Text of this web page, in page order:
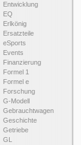
Entwicklung
EQ
Erlkönig
Ersatzteile
eSports
Events
Finanzierung
Formel 1
Formel e
Forschung
G-Modell
Gebrauchtwagen
Geschichte
Getriebe
GL